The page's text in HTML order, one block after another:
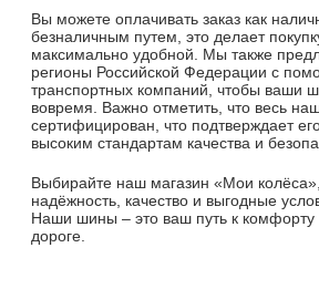
Вы можете оплачивать заказ как
безналичным путем, это делает
максимально удобной. Мы также
регионы Российской Федерации с
транспортных компаний, чтобы ваши
вовремя. Важно отметить, что весь
сертифицирован, что подтверждает
высоким стандартам качества и
Выбирайте наш магазин «Мои
надёжность, качество и выгодные
Наши шины – это ваш путь к комфорту
дороге.